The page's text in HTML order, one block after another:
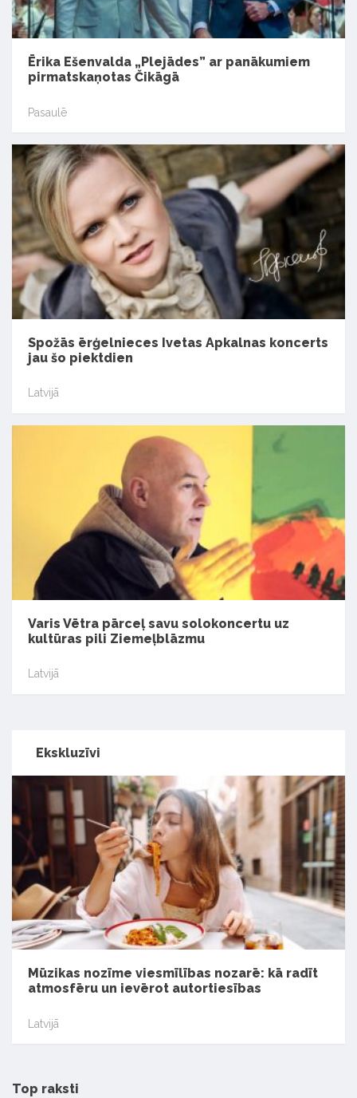
Ērika Ešenvalda „Plejādes” ar panākumiem
pirmatskaņotas Čikāgā
Pasaulē
Spožās ērģelnieces Ivetas Apkalnas koncerts
jau šo piektdien
Latvijā
Varis Vētra pārceļ savu solokoncertu uz
kultūras pili Ziemeļblāzmu
Latvijā
Ekskluzīvi
Mūzikas nozīme viesmīlības nozarē: kā radīt
atmosfēru un ievērot autortiesības
Latvijā
Top raksti